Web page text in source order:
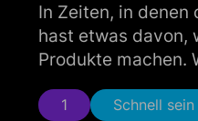
In Zeiten, in
hast etwas davon,
Produkte machen.
1 Schnell sein